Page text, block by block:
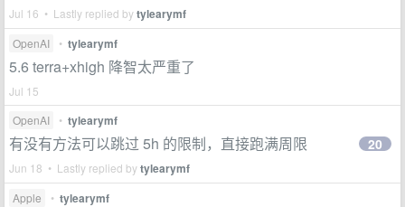
Jul 16 • Lastly replied bytylearymf
OpenAI • tylearymf
5.6 terra+xhigh 降智太严重了
Jul 15
OpenAI
• tylearymf
有没有方法可以跳过 5h 的限制，直接跑满周限
Jun 18 • Lastly replied bytylearymf
20
Apple • tylearymf